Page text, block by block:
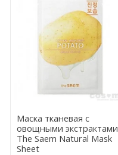
Маска тканевая с
овощными экстрактами
The Saem Natural Mask
Sheet